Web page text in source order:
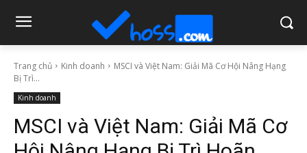
Trang chủ Kinh doanh
MSCI và Việt Nam: Giải Mã Cơ Hội Nâng Hạng
Bị Trì...
Kinh doanh
MSCI và Việt Nam: Giải Mã Cơ